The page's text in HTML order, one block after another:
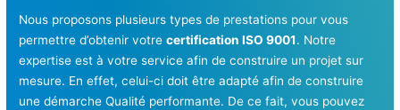
Nous proposons plusieurs types de prestations pour vous
permettre d’obtenir votrecertification ISO 9001. Notre
expertise est à votre service afin de construire un projet sur
mesure. En effet, celui-ci doit être adapté afin de construire
une démarche Qualité performante. De ce fait, vous pouvez